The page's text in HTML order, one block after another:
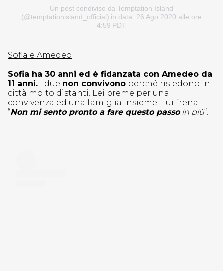
Un post condiviso da Temptation Island
(@temptationisland_official) in data: 26 Ago 2020 alle ore
4:59 PDT
Sofia e Amedeo
Sofia ha 30 anni ed è fidanzata con Amedeo da
11 anni. I due non convivono perché risiedono in
città molto distanti. Lei preme per una
convivenza ed una famiglia insieme. Lui frena :
“Non mi sento pronto a fare questo passoin più“.